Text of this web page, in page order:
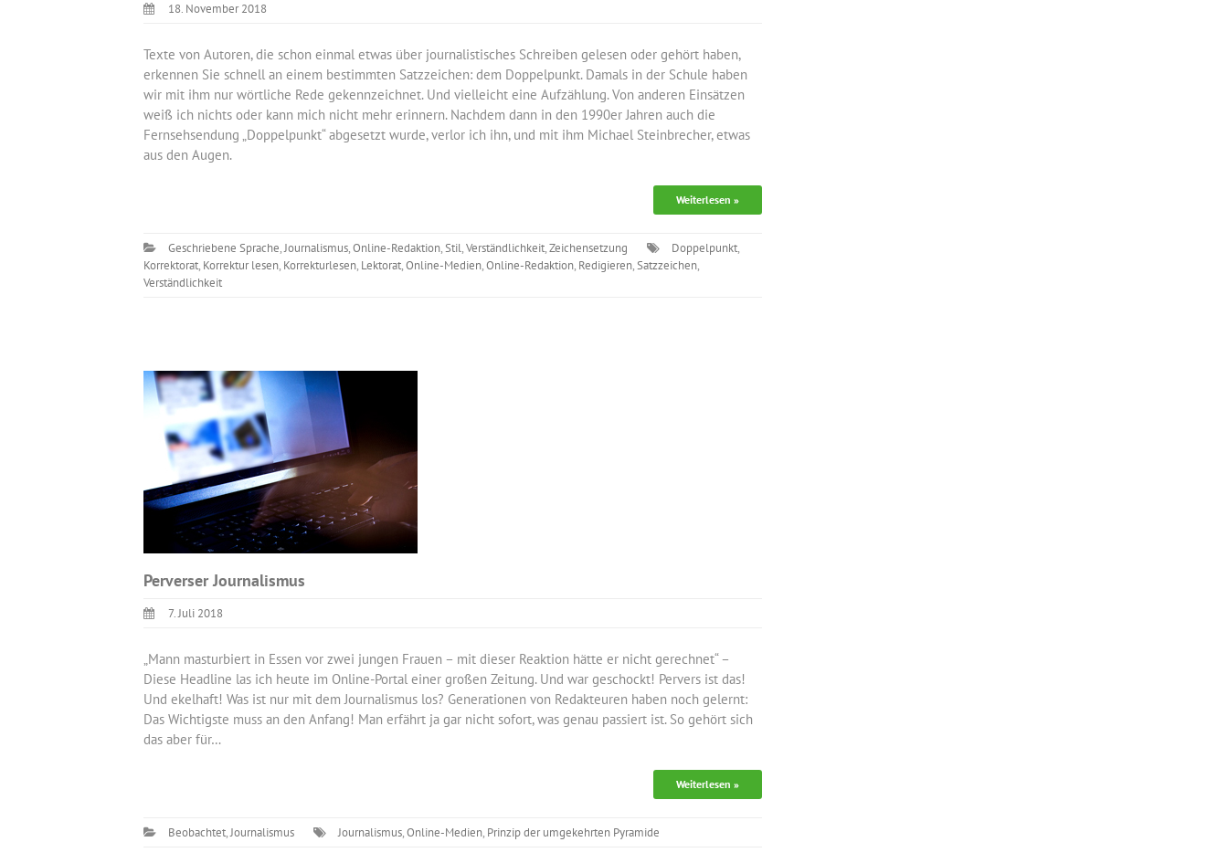
18. November 2018
Texte von Autoren, die schon einmal etwas über journalistisches Schreiben gelesen oder gehört haben,
erkennen Sie schnell an einem bestimmten Satzzeichen: dem Doppelpunkt. Damals in der Schule haben
wir mit ihm nur wörtliche Rede gekennzeichnet. Und vielleicht eine Aufzählung. Von anderen Einsätzen
weiß ich nichts oder kann mich nicht mehr erinnern. Nachdem dann in den 1990er Jahren auch die
Fernsehsendung „Doppelpunkt“ abgesetzt wurde, verlor ich ihn, und mit ihm Michael Steinbrecher, etwas
aus den Augen.
Weiterlesen »
Geschriebene Sprache,Journalismus,Online-Redaktion,Stil,Verständlichkeit,Zeichensetzung Doppelpunkt,
Korrektorat, Korrektur lesen, Korrekturlesen, Lektorat,Online-Medien,Online-Redaktion, Redigieren,Satzzeichen,
Verständlichkeit
Perverser Journalismus
7. Juli 2018
„Mann masturbiert in Essen vor zwei jungen Frauen – mit dieser Reaktion hätte er nicht gerechnet“ –
Diese Headline las ich heute im Online-Portal einer großen Zeitung. Und war geschockt! Pervers ist das!
Und ekelhaft! Was ist nur mit dem Journalismus los? Generationen von Redakteuren haben noch gelernt:
Das Wichtigste muss an den Anfang! Man erfährt ja gar nicht sofort, was genau passiert ist. So gehört sich
das aber für…
Weiterlesen »
Beobachtet,Journalismus Journalismus,Online-Medien, Prinzip der umgekehrten Pyramide